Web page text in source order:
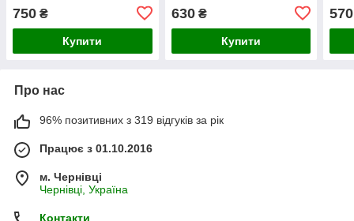
750 ₴
Купити
630₴
Купити
570
Про нас
96% позитивних з 319 відгуків за рік
Працює з 01.10.2016
м. Чернівці
Чернівці, Україна
Контакти